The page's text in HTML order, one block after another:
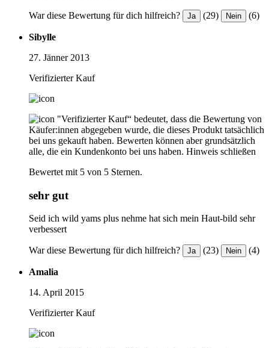
War diese Bewertung für dich hilfreich? Ja (29) Nein (6)
Sibylle
27. Jänner 2013
Verifizierter Kauf
"Verifizierter Kauf“ bedeutet, dass die Bewertung von
Käufer:innen abgegeben wurde, die dieses Produkt tatsächlich
bei uns gekauft haben. Bewerten können aber grundsätzlich
alle, die ein Kundenkonto bei uns haben. Hinweis schließen
Bewertet mit 5 von 5 Sternen.
sehr gut
Seid ich wild yams plus nehme hat sich mein Haut-bild sehr
verbessert
War diese Bewertung für dich hilfreich? Ja (23) Nein (4)
Amalia
14. April 2015
Verifizierter Kauf